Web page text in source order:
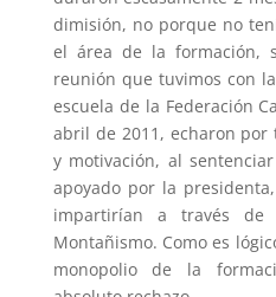
dimisión, no porque no
el área de la formación,
reunión que tuvimos con
escuela de la Federación
abril de 2011, echaron
y motivación, al
apoyado por la
impartirían a través de
Montañismo. Como es
monopolio de la